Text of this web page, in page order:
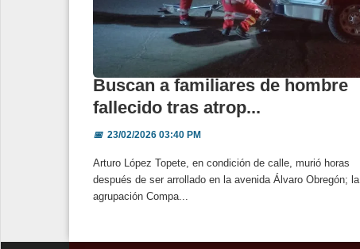
Buscan a familiares de hombre
fallecido tras atrop...
📅23/02/2026 03:40 PM
Arturo López Topete, en condición de calle, murió horas
después de ser arrollado en la avenida Álvaro Obregón; la
agrupación Compa...